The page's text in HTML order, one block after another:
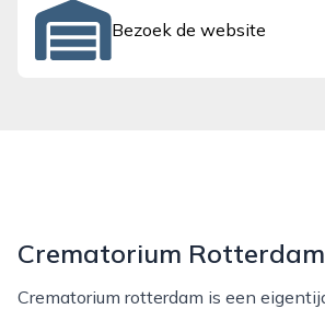
Bezoek de website
Crematorium Rotterdam
Crematorium rotterdam is een eigentijdse uitvaartlocatie